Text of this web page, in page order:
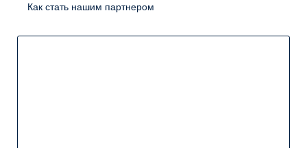
Как стать нашим партнером